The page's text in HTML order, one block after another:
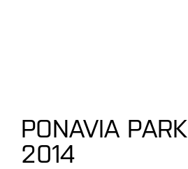
PONAVIA PARK
2014